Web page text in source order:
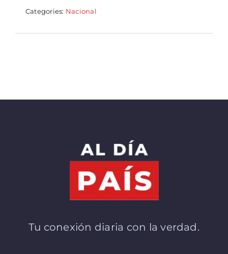
Categories: Nacional
Tu conexión diaria con la verdad.